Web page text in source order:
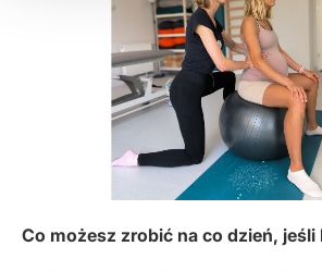
Co możesz zrobić na co dzień, jeśli